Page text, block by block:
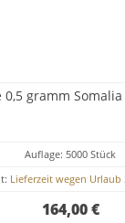
0,5 gramm
Auflage: 5000 Stück
Lieferzeit wegen Urlaub
164,00 €